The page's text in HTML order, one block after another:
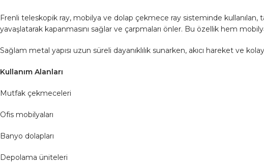
Frenli teleskopik ray, mobilya ve dolap çekmece ray sisteminde kullanılan,
yavaşlatarak kapanmasını sağlar ve çarpmaları önler. Bu özellik hem
Sağlam metal yapısı uzun süreli dayanıklılık sunarken, akıcı hareket ve
Kullanım Alanları
Mutfak çekmeceleri
Ofis mobilyaları
Banyo dolapları
Depolama üniteleri